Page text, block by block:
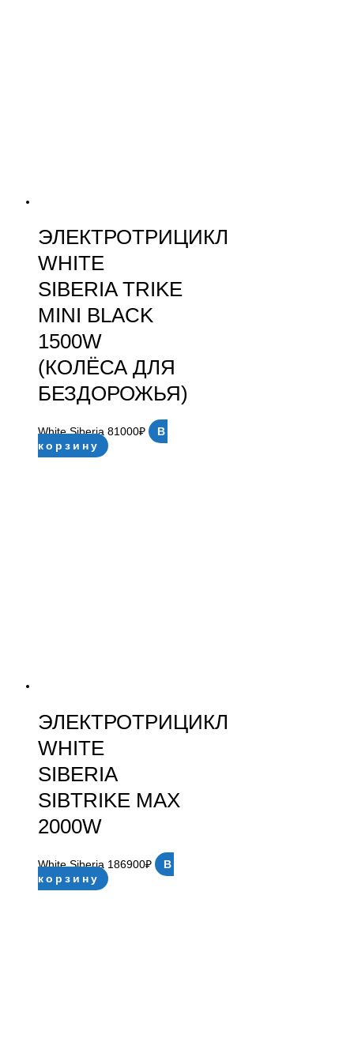
ЭЛЕКТРОТРИЦИКЛ
WHITE
SIBERIA TRIKE
MINI BLACK
1500W
(КОЛЁСА ДЛЯ
БЕЗДОРОЖЬЯ)
White Siberia 81000₽
В
корзину
ЭЛЕКТРОТРИЦИКЛ
WHITE
SIBERIA
SIBTRIKE MAX
2000W
White Siberia 186900₽
В
корзину